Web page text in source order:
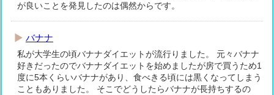
が良いことを発見したのは偶然からです。
バナナ
私が大学生の頃バナナダイエットが流行りました。 元々バナナ
好きだったのでバナナダイエットを始めましたが房で買うため1
度に5本くらいバナナがあり、食べきる頃には黒くなってしまう
こともありました。 そこでどうしたらバナナが長持ちするの